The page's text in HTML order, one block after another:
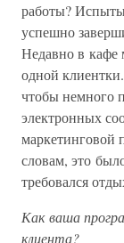
работы?
успешно
Недавно в кафе
одной
чтобы немного
электронных
маркетинговой
словам, это
требовался
Как ваша
клиента?